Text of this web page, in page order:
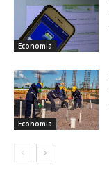
Economia
Economia